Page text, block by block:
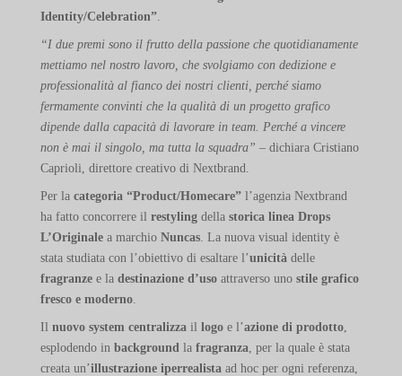
Identity/Celebration”.
“I due premi sono il frutto della passione che quotidianamente
mettiamo nel nostro lavoro, che svolgiamo con dedizione e
professionalità al fianco dei nostri clienti, perché siamo
fermamente convinti che la qualità di un progetto grafico
dipende dalla capacità di lavorare in team. Perché a vincere
non è mai il singolo, ma tutta la squadra” – dichiara Cristiano
Caprioli, direttore creativo di Nextbrand.
Per la categoria “Product/Homecare” l’agenzia Nextbrand
ha fatto concorrere il restylingdella storica linea Drops
L’Originalea marchio Nuncas. La nuova visual identity è
stata studiata con l’obiettivo di esaltare l’unicità delle
fragranzee la destinazione d’uso attraverso uno stile grafico
fresco e moderno.
Il nuovo system centralizza il logoe l’azione di prodotto,
esplodendo in background la fragranza , per la quale è stata
creata un’illustrazione iperrealista ad hoc per ogni referenza,